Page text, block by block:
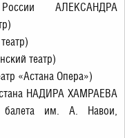
АЛЕКСАНДРА
театр)
«Астана Опера»)
НАДИРА ХАМРАЕВА
им. А. Навои,